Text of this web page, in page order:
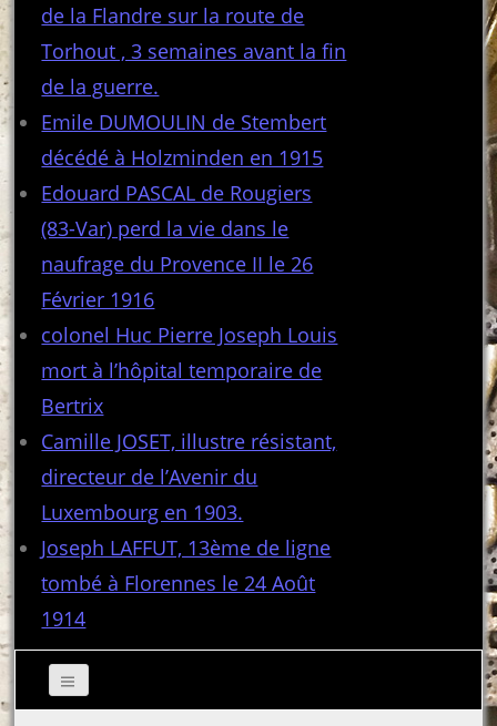
de la Flandre sur la route de
Torhout , 3 semaines avant la fin
de la guerre.
Emile DUMOULIN de Stembert
décédé à Holzminden en 1915
Edouard PASCAL de Rougiers
(83-Var) perd la vie dans le
naufrage du Provence II le 26
Février 1916
colonel Huc Pierre Joseph Louis
mort à l’hôpital temporaire de
Bertrix
Camille JOSET, illustre résistant,
directeur de l’Avenir du
Luxembourg en 1903.
Joseph LAFFUT, 13ème de ligne
tombé à Florennes le 24 Août
1914